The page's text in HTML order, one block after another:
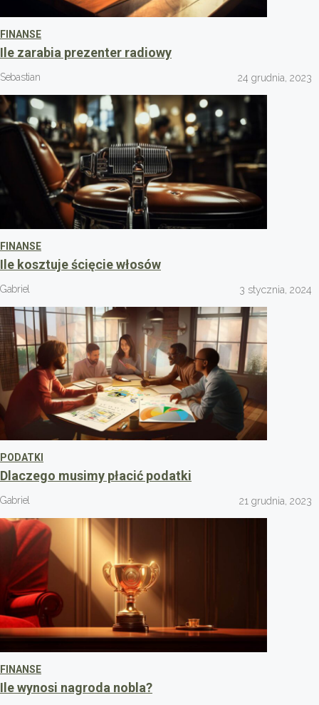
FINANSE
Ile zarabia prezenter radiowy
Sebastian 24 grudnia, 2023
FINANSE
Ile kosztuje ścięcie włosów
Gabriel 3 stycznia, 2024
PODATKI
Dlaczego musimy płacić podatki
Gabriel 21 grudnia, 2023
FINANSE
Ile wynosi nagroda nobla?